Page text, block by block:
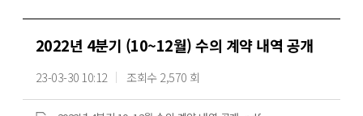
2022년 4분기 (10~12월) 수의 계약 내역 공개
23-03-30 10:12 조회수 2,570 회